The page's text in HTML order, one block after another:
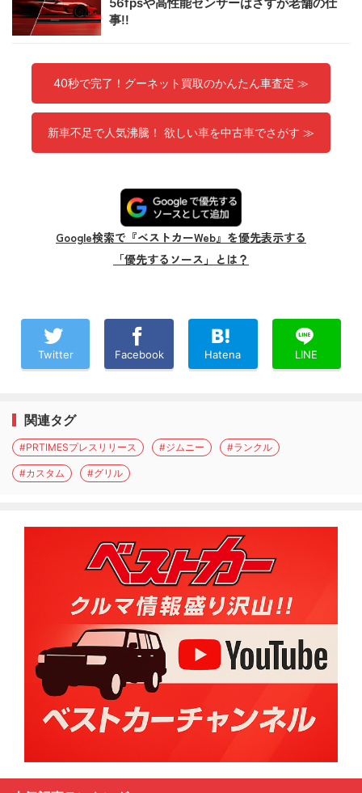
事!!
40秒で完了！グーネット買取のかんたん車査定 ≫
新車不足で人気沸騰！ 欲しい車を中古車でさがす ≫
Google検索で『ベストカーWeb』を優先表示する
「優先するソース」とは？
Twitter Facebook Hatena LINE
関連タグ
#PRTIMESプレスリリース #ジムニー #ランクル
#カスタム #グリル